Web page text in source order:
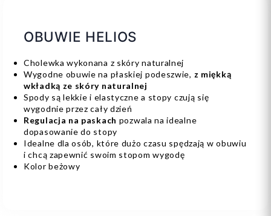
OBUWIE HELIOS
Cholewka wykonana z skóry naturalnej
Wygodne obuwie na płaskiej podeszwie, z miękką
wkładką ze skóry naturalnej
Spody są lekkie i elastyczne a stopy czują się
wygodnie przez cały dzień
Regulacja na paskach pozwala na idealne
dopasowanie do stopy
Idealne dla osób, które dużo czasu spędzają w obuwiu
i chcą zapewnić swoim stopom wygodę
Kolor beżowy